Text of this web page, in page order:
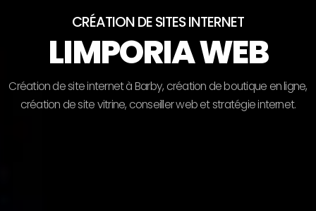
CRÉATION DE SITES INTERNET
LIMPORIA WEB
CréationdesiteinternetàBarby, création deboutique enligne,
création desitevitrine, conseillerwebetstratégieinternet.